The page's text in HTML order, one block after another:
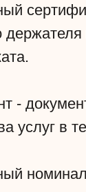
-
услуг в